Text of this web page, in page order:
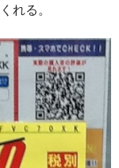
れる。